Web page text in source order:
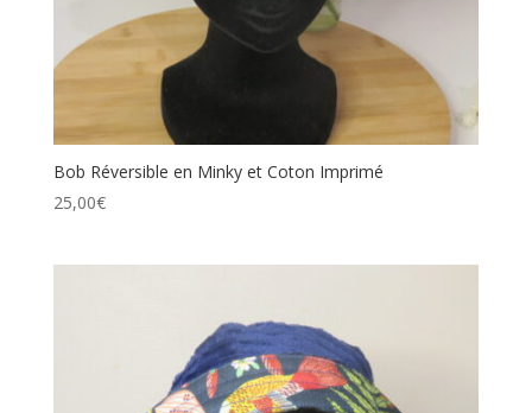
Bob Réversible en Minky et Coton Imprimé
25,00€